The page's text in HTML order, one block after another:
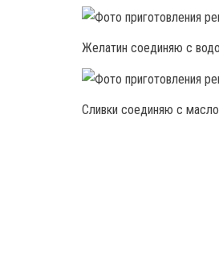
Желатин соединяю с
Сливки соединяю с